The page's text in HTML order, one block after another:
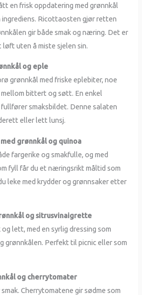
en frisk oppdatering med grønnkål
ingrediens. Ricottaosten gjør retten
gir både smak og næring. Det er
løft uten å miste sjelen sin.
og eple
grønnkål med friske eplebiter, noe
mellom bittert og søtt. En enkel
smaksbildet. Denne salaten
eller lett lunsj.
grønnkål og quinoa
fargerike og smakfulle, og med
fyll får du et næringsrikt måltid som
leke med krydder og grønnsaker etter
og sitrusvinaigrette
lett, med en syrlig dressing som
grønnkålen. Perfekt til picnic eller som
og cherrytomater
Cherrytomatene gir sødme som